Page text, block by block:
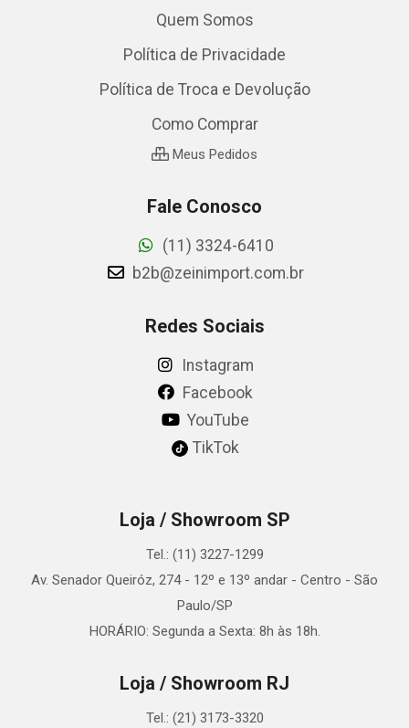
Quem Somos
Política de Privacidade
Política de Troca e Devolução
Como Comprar
Meus Pedidos
Fale Conosco
(11) 3324-6410
b2b@zeinimport.com.br
Redes Sociais
Instagram
Facebook
YouTube
TikTok
Loja / Showroom SP
Tel.: (11) 3227-1299
Av. Senador Queiróz, 274 - 12º e 13º andar - Centro - São
Paulo/SP
HORÁRIO: Segunda a Sexta: 8h às 18h.
Loja / Showroom RJ
Tel.: (21) 3173-3320